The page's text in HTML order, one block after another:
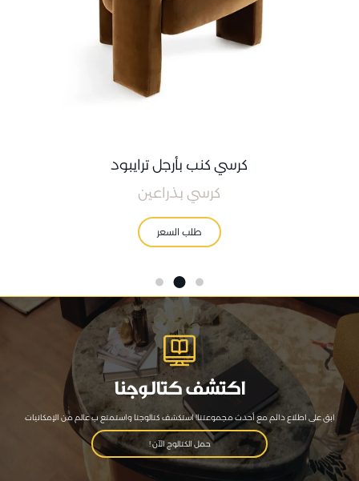
كرسي كنب بأرجل ترايبود
كرسي بذراعين
طلب السعر
اكتشف كتالوجنا
ابق على اطلاع دائم مع أحدث مجموعتنا! استكشف كتالوجنا واستمتع ب عالم من الإمكانيات
حمل الكتالوج الآن !